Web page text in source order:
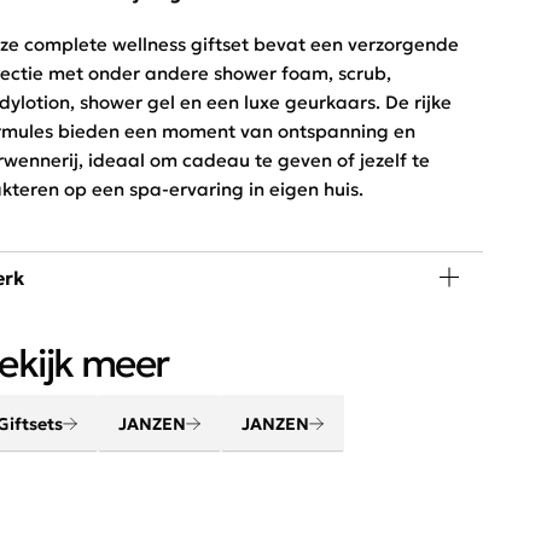
complete wellness giftset bevat een verzorgende
met onder andere shower foam, scrub,
shower gel en een luxe geurkaars. De rijke
bieden een moment van ontspanning en
ideaal om cadeau te geven of jezelf te
op een spa-ervaring in eigen huis.
van JANZEN. Maak van je huis een thuis met
favoriete huisparfum. Creëer een gevoel van
meer
JANZEN JANZEN